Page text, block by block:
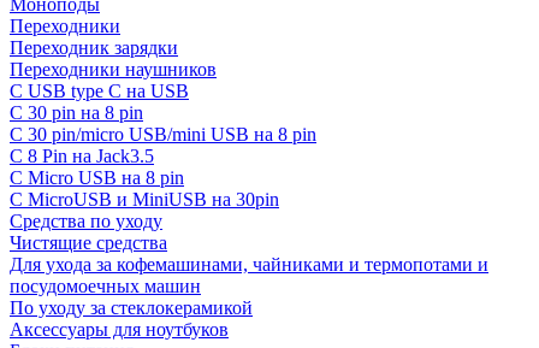
Моноподы
Переходники
Переходник зарядки
Переходники наушников
С USB type C на USB
С 30 pin на 8 pin
С 30 pin/micro USB/mini USB на 8 pin
С 8 Pin на Jack3.5
С Micro USB на 8 pin
С MicroUSB и MiniUSB на 30pin
Средства по уходу
Чистящие средства
Для ухода за кофемашинами, чайниками и термопотами и
посудомоечных машин
По уходу за стеклокерамикой
Аксессуары для ноутбуков